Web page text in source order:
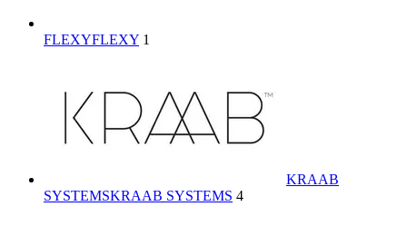
FLEXYFLEXY 1
KRAAB
SYSTEMSKRAAB SYSTEMS 4